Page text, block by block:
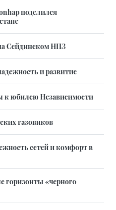
поделился
Сейдинском НПЗ
и развитие
к юбилею Независимости
газовиков
сетей и комфорт в
горизонты «черного